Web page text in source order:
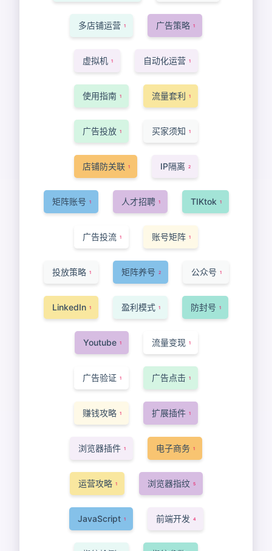
多店铺运营 1 广告策略 1
虚拟机 1 自动化运营 1
使用指南 1 流量套利 1
广告投放 1 买家须知 1
店铺防关联 1 IP隔离 2
矩阵账号 1 人才招聘 1 TIKtok 1
广告投流 1 账号矩阵 1
投放策略 1 矩阵养号 2 公众号 1
LinkedIn 1 盈利模式 1 防封号 1
Youtube 1 流量变现 1
广告验证 1 广告点击 1
赚钱攻略 1 扩展插件 1
浏览器插件 1 电子商务 1
运营攻略 1 浏览器指纹 5
JavaScript 1 前端开发 4